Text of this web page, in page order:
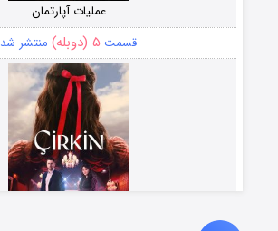
عملیات آپارتمان
قسمت ۵ (دوبله) منتشر شد